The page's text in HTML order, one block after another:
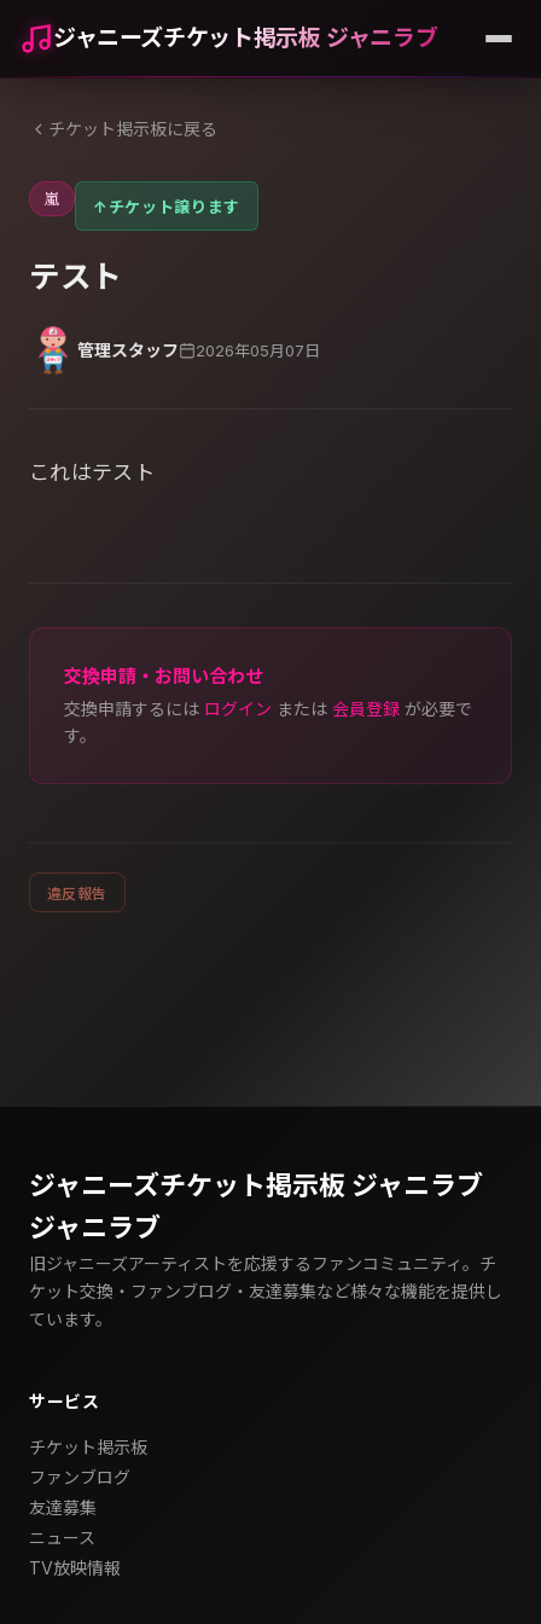
ジャニーズチケット掲示板 ジャニラブ
チケット掲示板に戻る
嵐 ↑ チケット譲ります
テスト
管理スタッフ 2026年05月07日
これはテスト
交換申請・お問い合わせ
交換申請するには ログイン または 会員登録 が必要で
す。
違反報告
ジャニーズチケット掲示板 ジャニラブ
ジャニラブ
旧ジャニーズアーティストを応援するファンコミュニティ。チ
ケット交換・ファンブログ・友達募集など様々な機能を提供し
ています。
サービス
チケット掲示板
ファンブログ
友達募集
ニュース
TV放映情報